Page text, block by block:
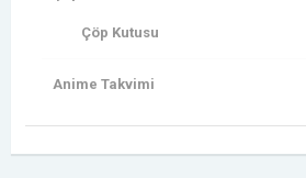
Çöp Kutusu
Anime Takvimi